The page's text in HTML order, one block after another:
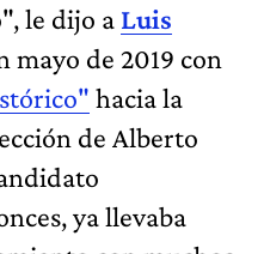
le dijo a Luis
mayo de 2019 con
hacia la
de Alberto
ya llevaba